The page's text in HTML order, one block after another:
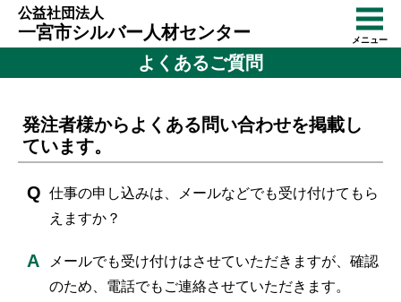
公益社団法人
一宮市シルバー人材センター メニュー
よくあるご質問
発注者様からよくある問い合わせを掲載し
ています。
仕事の申し込みは、メールなどでも受け付けてもら
えますか？
メールでも受け付けはさせていただきますが、確認
のため、電話でもご連絡させていただきます。